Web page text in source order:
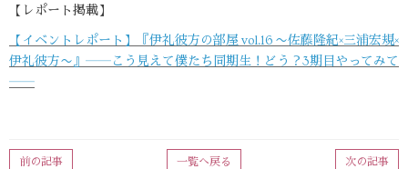
【レポート掲載】
【イベントレポート】『伊礼彼方の部屋 vol.16 〜佐藤隆紀×三浦宏規×
伊礼彼方〜』――こう見えて僕たち同期生！どう？3期目やってみて
――
次の記事
一覧へ戻る
前の記事